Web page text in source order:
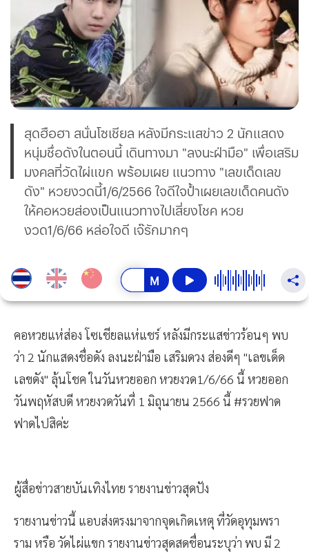
สุดฮือฮา สนั่นโซเชียล หลังมีกระแสข่าว 2 นักแสดง
หนุ่มชื่อดังในตอนนี้ เดินทางมา "ลงนะฝ่ามือ" เพื่อเสริม
มงคลที่วัดไผ่แขก พร้อมเผย แนวทาง "เลขเด็ดเลข
ดัง" หวยงวดนี้1/6/2566 ใจดีใจป้ำเผยเลขเด็ดคนดัง
ให้คอหวยส่องเป็นแนวทางไปเสี่ยงโชค หวย
งวด1/6/66 หล่อใจดี เจ๊รักมากๆ
คอหวยแห่ส่อง โซเชียลแห่แชร์ หลังมีกระแสข่าวร้อนๆ พบ
ว่า 2 นักแสดงชื่อดัง ลงนะฝ่ามือ เสริมดวง ส่องดีๆ "เลขเด็ด
เลขดัง" ลุ้นโชค ในวันหวยออก หวยงวด1/6/66 นี้ หวยออก
วันพฤหัสบดี หวยงวดวันที่ 1 มิถุนายน 2566 นี้ #รวยฟาด
ฟาดไปสิค่ะ
ผู้สื่อข่าวสายบันเทิงไทย รายงานข่าวสุดปัง
รายงานข่าวนี้ แอบส่งตรงมาจากจุดเกิดเหตุ ที่วัดอุทุมพรา
ราม หรือ วัดไผ่แขก รายงานข่าวสุดสดชื่อนระบุว่า พบ มี 2